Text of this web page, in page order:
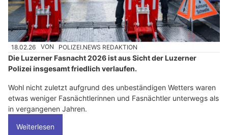
18.02.26 VON POLIZEI.NEWS REDAKTION
Die Luzerner Fasnacht 2026 ist aus Sicht der Luzerner
Polizei insgesamt friedlich verlaufen.
Wohl nicht zuletzt aufgrund des unbeständigen Wetters waren
etwas weniger Fasnächtlerinnen und Fasnächtler unterwegs als
in vergangenen Jahren.
Weiterlesen